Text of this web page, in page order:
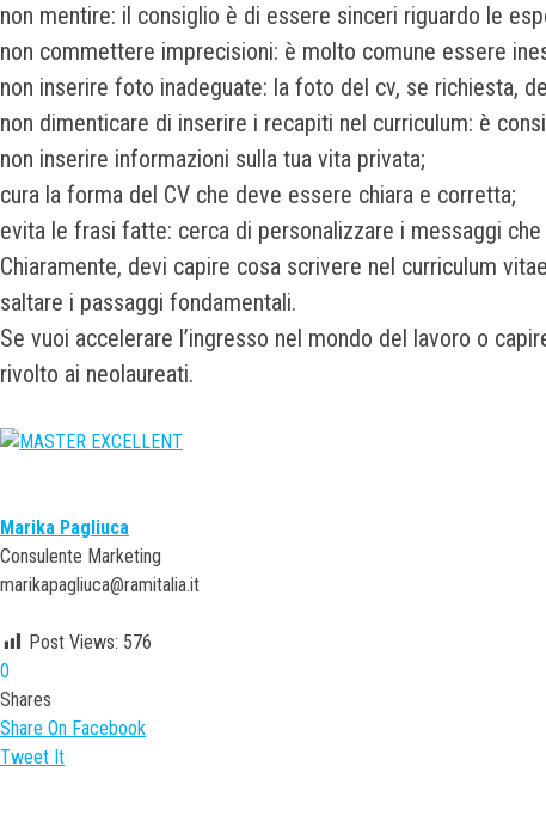
non mentire: il consiglio è di essere sinceri riguardo le
non commettere imprecisioni: è molto comune essere
non inserire foto inadeguate: la foto del cv, se richiesta,
non dimenticare di inserire i recapiti nel curriculum: è
non inserire informazioni sulla tua vita privata;
cura la forma del CV che deve essere chiara e corretta;
evita le frasi fatte: cerca di personalizzare i messaggi
Chiaramente, devi capire cosa scrivere nel curriculum
saltare i passaggi fondamentali.
Se vuoi accelerare l’ingresso nel mondo del lavoro o
rivolto ai neolaureati.
Marika Pagliuca
Consulente Marketing
marikapagliuca@ramitalia.it
Post Views: 576
0
Shares
Share On Facebook
Tweet It